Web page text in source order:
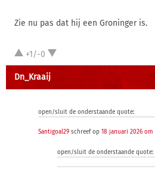
Zie nu pas dat hij een Groninger is.
+1/-0
Dn_Kraaij
open/sluit de onderstaande quote:
Santigoal29 schreef op 18 januari 2026 om
open/sluit de onderstaande quote: